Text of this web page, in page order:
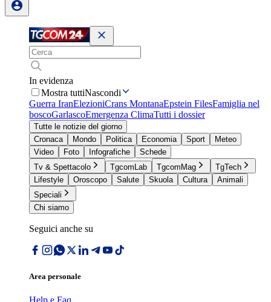
In evidenza
Mostra tuttiNascondi
Guerra IranElezioniCrans MontanaEpstein FilesFamiglia nel
boscoGarlascoEmergenza ClimaTutti i dossier
Tutte le notizie del giorno
Cronaca
Mondo Politica Economia Sport
Meteo
Video
Foto Infografiche
Schede
Tv & Spettacolo
TgcomLab TgcomMag
TgTech
Lifestyle
Oroscopo Salute Skuola Cultura
Animali
Speciali
Chi siamo
Seguici anche su
Area personale